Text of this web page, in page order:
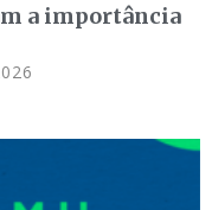
a importância